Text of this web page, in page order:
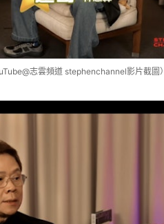
志雲頻道 stephenchannel影片截圖）